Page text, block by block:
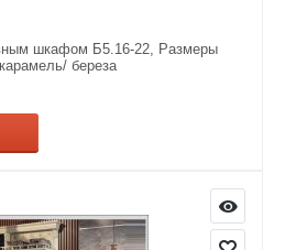
шкафом Б5.16-22, Размеры
береза